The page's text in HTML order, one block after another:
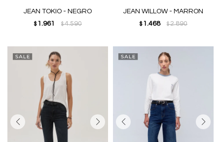
JEAN TOKIO - NEGRO
$ 1.961 $4.590
JEAN WILLOW - MARRON
$ 1.468 $2.890